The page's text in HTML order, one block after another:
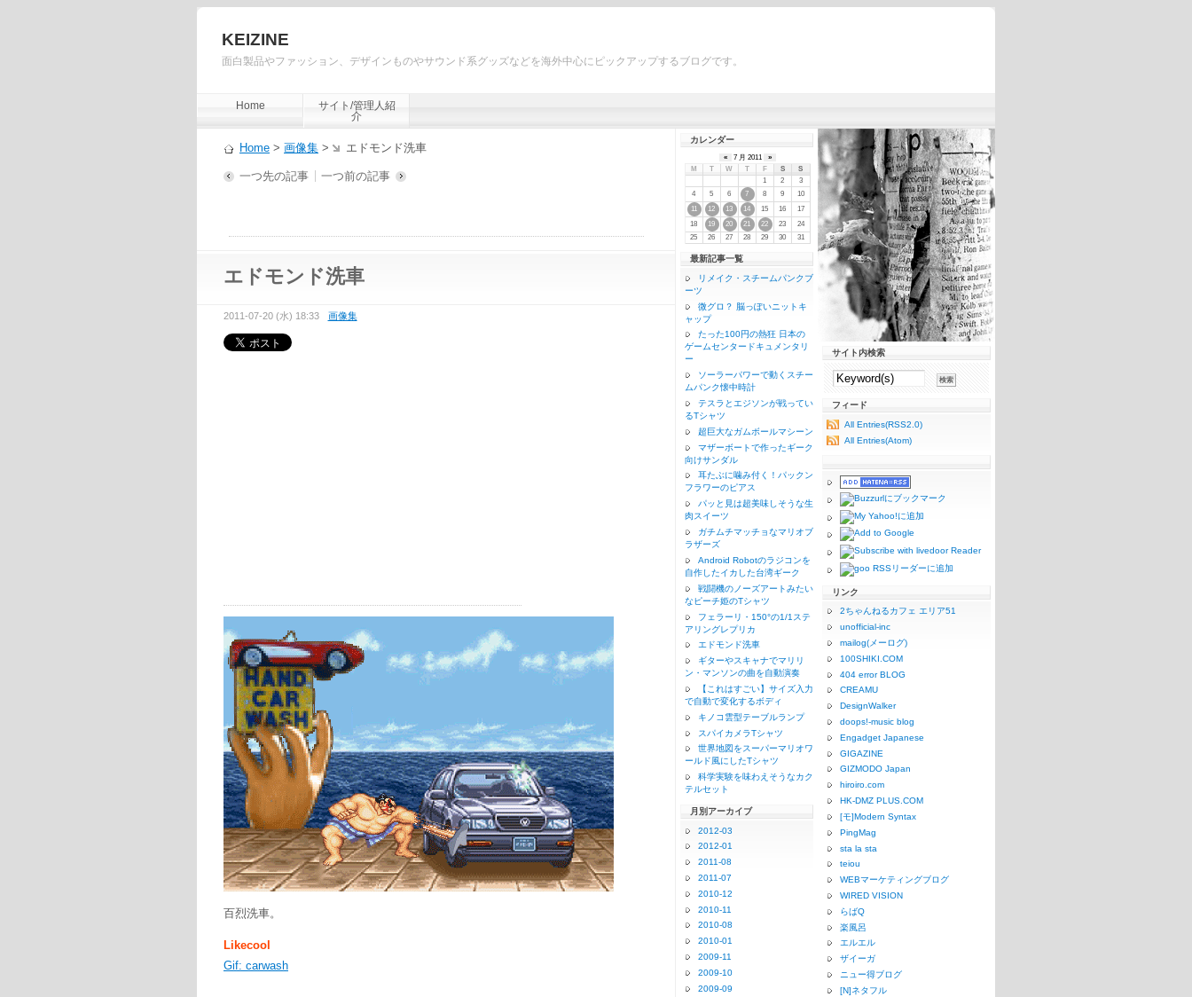
KEIZINE
面白製品やファッション、デザインものやサウンド系グッズなどを海外中心にピックアップするブログです。
Home
サイト/管理人紹
介
Home > 画像集 > エドモンド洗車
一つ先の記事 一つ前の記事
エドモンド洗車
2011-07-20 (水) 18:33 画像集
百烈洗車。
Likecool
Gif: carwash
サイト内検索
フィード
All Entries(RSS2.0)
All Entries(Atom)
リンク
2ちゃんねるカフェ エリア51
unofficial-inc
mailog(メーログ)
100SHIKI.COM
404 error BLOG
CREAMU
DesignWalker
doops!-music blog
Engadget Japanese
GIGAZINE
GIZMODO Japan
hiroiro.com
HK-DMZ PLUS.COM
[モ]Modern Syntax
PingMag
sta la sta
teiou
WEBマーケティングブログ
WIRED VISION
らばQ
楽風呂
エルエル
ザイーガ
ニュー得ブログ
[N]ネタフル
カレンダー
« 7 月 2011
»
M
T W T F S
S
1
2
3
4
5 6 7 8 9
10
11
12 13 14 15 16
17
18
19 20 21 22 23
24
25
26 27 28 29 30 31
最新記事一覧
リメイク・スチームパンクブ
ーツ
微グロ？ 脳っぽいニットキ
ャップ
たった100円の熱狂 日本の
ゲームセンタードキュメンタリ
ー
ソーラーパワーで動くスチー
ムパンク懐中時計
テスラとエジソンが戦ってい
るTシャツ
超巨大なガムボールマシーン
マザーボートで作ったギーク
向けサンダル
耳たぶに噛み付く！パックン
フラワーのピアス
パッと見は超美味しそうな生
肉スイーツ
ガチムチマッチョなマリオブ
ラザーズ
Android Robotのラジコンを
自作したイカした台湾ギーク
戦闘機のノーズアートみたい
なピーチ姫のTシャツ
フェラーリ・150°の1/1ステ
アリングレプリカ
エドモンド洗車
ギターやスキャナでマリリ
ン・マンソンの曲を自動演奏
【これはすごい】サイズ入力
で自動で変化するボディ
キノコ雲型テーブルランプ
スパイカメラTシャツ
世界地図をスーパーマリオワ
ールド風にしたTシャツ
科学実験を味わえそうなカク
テルセット
月別アーカイブ
2012-03
2012-01
2011-08
2011-07
2010-12
2010-11
2010-08
2010-01
2009-11
2009-10
2009-09